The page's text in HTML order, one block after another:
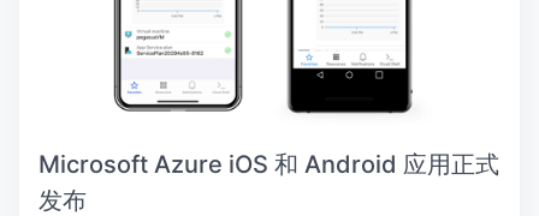
Microsoft Azure iOS 和 Android 应用正式
发布